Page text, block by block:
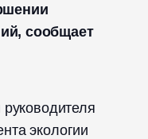
сообщает
экологии